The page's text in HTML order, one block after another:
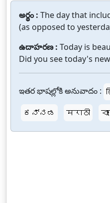
అర్థం : The day that
(as opposed to
ఉదాహరణ : Today is
Did you see today's
ఇతర భాషల్లోకి అనువాదం :
ಕನ್ನಡ
मराठी